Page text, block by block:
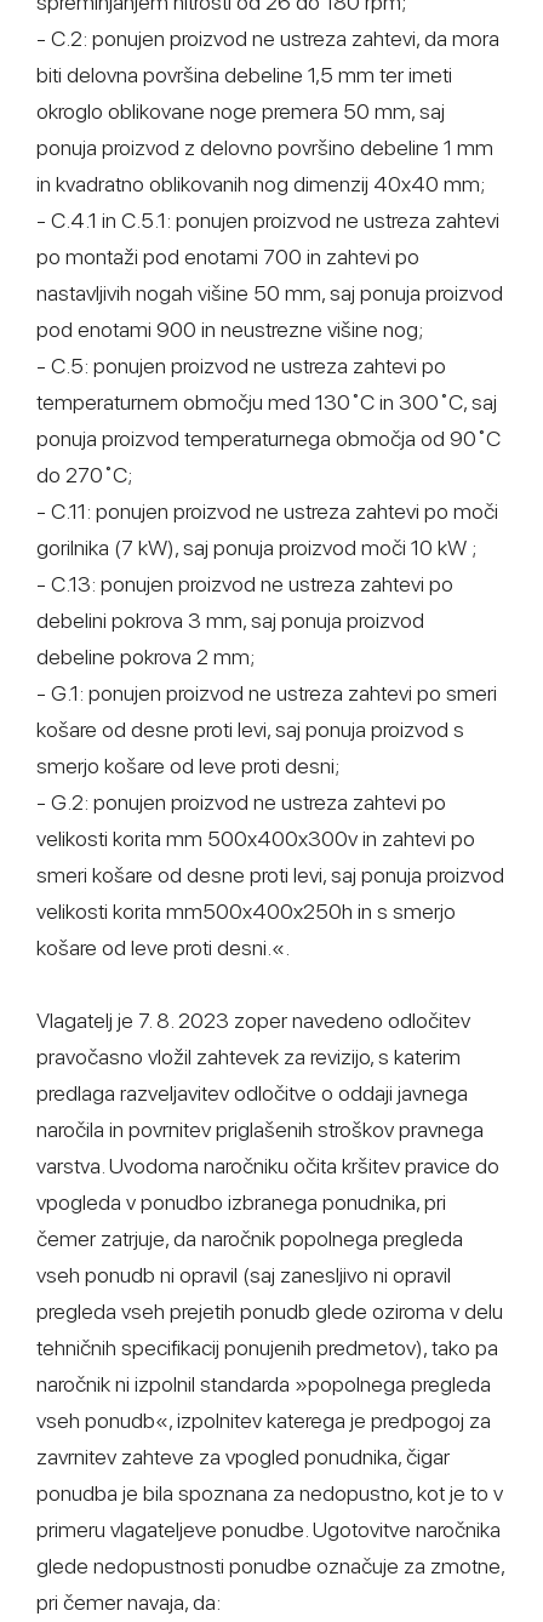
- C.2: ponujen proizvod ne ustreza zahtevi, da mora
biti delovna površina debeline 1,5 mm ter imeti
okroglo oblikovane noge premera 50 mm, saj
ponuja proizvod z delovno površino debeline 1 mm
in kvadratno oblikovanih nog dimenzij 40x40 mm;
- C.4.1 in C.5.1: ponujen proizvod ne ustreza zahtevi
po montaži pod enotami 700 in zahtevi po
nastavljivih nogah višine 50 mm, saj ponuja proizvod
pod enotami 900 in neustrezne višine nog;
- C.5: ponujen proizvod ne ustreza zahtevi po
temperaturnem območju med 130˚C in 300˚C, saj
ponuja proizvod temperaturnega območja od 90˚C
do 270˚C;
- C.11: ponujen proizvod ne ustreza zahtevi po moči
gorilnika (7 kW), saj ponuja proizvod moči 10 kW ;
- C.13: ponujen proizvod ne ustreza zahtevi po
debelini pokrova 3 mm, saj ponuja proizvod
debeline pokrova 2 mm;
- G.1: ponujen proizvod ne ustreza zahtevi po smeri
košare od desne proti levi, saj ponuja proizvod s
smerjo košare od leve proti desni;
- G.2: ponujen proizvod ne ustreza zahtevi po
velikosti korita mm 500x400x300v in zahtevi po
smeri košare od desne proti levi, saj ponuja proizvod
velikosti korita mm500x400x250h in s smerjo
košare od leve proti desni.«.
Vlagatelj je 7. 8. 2023 zoper navedeno odločitev
pravočasno vložil zahtevek za revizijo, s katerim
predlaga razveljavitev odločitve o oddaji javnega
naročila in povrnitev priglašenih stroškov pravnega
varstva. Uvodoma naročniku očita kršitev pravice do
vpogleda v ponudbo izbranega ponudnika, pri
čemer zatrjuje, da naročnik popolnega pregleda
vseh ponudb ni opravil (saj zanesljivo ni opravil
pregleda vseh prejetih ponudb glede oziroma v delu
tehničnih specifikacij ponujenih predmetov), tako pa
naročnik ni izpolnil standarda »popolnega pregleda
vseh ponudb«, izpolnitev katerega je predpogoj za
zavrnitev zahteve za vpogled ponudnika, čigar
ponudba je bila spoznana za nedopustno, kot je to v
primeru vlagateljeve ponudbe. Ugotovitve naročnika
glede nedopustnosti ponudbe označuje za zmotne,
pri čemer navaja, da: